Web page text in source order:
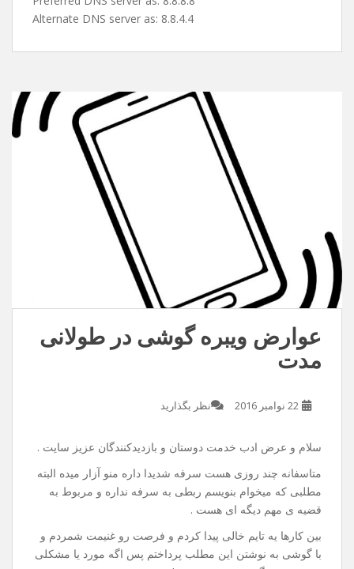
Preferred DNS server as: 8.8.8.8
Alternate DNS server as: 8.8.4.4
عوارض ویبره گوشی در طولانی
مدت
سلام و عرض ادب خدمت دوستان و بازدیدکنندگان عزیز سایت .